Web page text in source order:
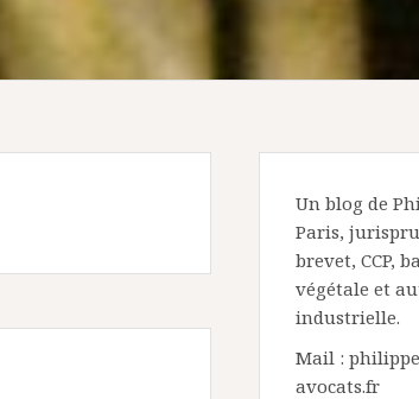
Un blog de
Paris,
brevet, CCP,
végétale et
industrielle.
Mail :
avocats.fr